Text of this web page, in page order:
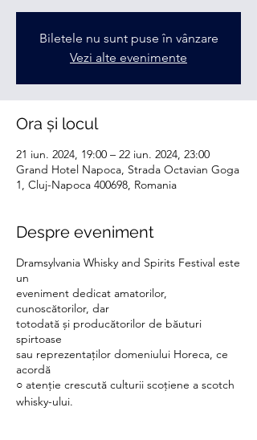
Biletele nu sunt puse în vânzare
Vezi alte evenimente
Ora și locul
21 iun. 2024, 19:00 – 22 iun. 2024, 23:00
Grand Hotel Napoca, Strada Octavian Goga
1, Cluj-Napoca 400698, Romania
Despre eveniment
Dramsylvania Whisky and Spirits Festival este
un
eveniment dedicat amatorilor,
cunoscătorilor, dar
totodată și producătorilor de băuturi
spirtoase
sau reprezentaților domeniului Horeca, ce
acordă
○ atenție crescută culturii scoțiene a scotch
whisky-ului.